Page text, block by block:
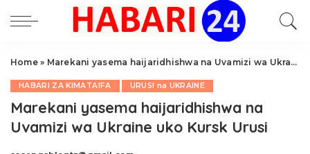
Home» Marekani yasema haijaridhishwa na Uvamizi wa Ukraine uko Kursk Urusi
HABARI ZA KIMATAIFA URUSI na UKRAINE
Marekani yasema haijaridhishwa na
Uvamizi wa Ukraine uko Kursk Urusi